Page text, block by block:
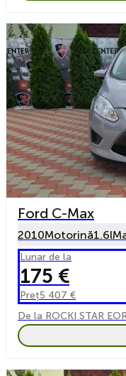
Ford C-Max
2010Motorină1.6l
Lunar de la
175 €
Preț5 407 €
De la ROCKI STAR